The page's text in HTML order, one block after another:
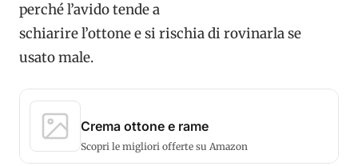
perché l’avido tende a
schiarire l’ottone e si rischia di rovinarla se
usato male.
Crema ottone e rame
Scopri le migliori offerte su Amazon